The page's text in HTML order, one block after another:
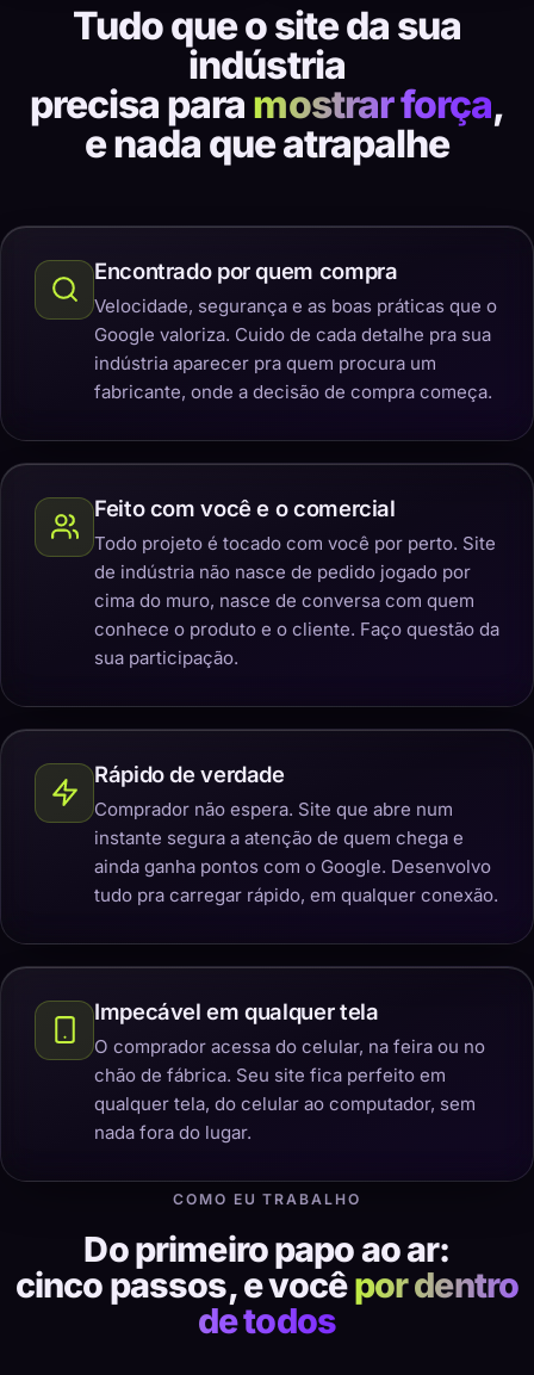
Tudo que o site da sua
indústria
precisa para mostrar força,
e nada que atrapalhe
Encontrado por quem compra
Velocidade, segurança e as boas práticas que o
Google valoriza. Cuido de cada detalhe pra sua
indústria aparecer pra quem procura um
fabricante, onde a decisão de compra começa.
Feito com você e o comercial
Todo projeto é tocado com você por perto. Site
de indústria não nasce de pedido jogado por
cima do muro, nasce de conversa com quem
conhece o produto e o cliente. Faço questão da
sua participação.
Rápido de verdade
Comprador não espera. Site que abre num
instante segura a atenção de quem chega e
ainda ganha pontos com o Google. Desenvolvo
tudo pra carregar rápido, em qualquer conexão.
Impecável em qualquer tela
O comprador acessa do celular, na feira ou no
chão de fábrica. Seu site fica perfeito em
qualquer tela, do celular ao computador, sem
nada fora do lugar.
COMO EU TRABALHO
Do primeiro papo ao ar:
cinco passos, e vocêpor dentro
de todos